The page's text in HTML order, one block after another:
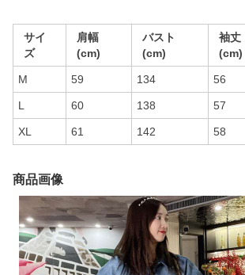
サイ
ズ
肩幅
(cm)
バスト
(cm)
袖丈
(cm)
M 59 134 56
L 60 138 57
XL 61 142 58
商品画像